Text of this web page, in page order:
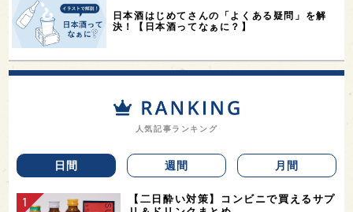
日本酒はじめてさんの「よくある疑問」を解
決！【日本酒ってなぁに？】
人気記事ランキング
日間 週間 月間
【二日酔い対策】コンビニで買えるサプ